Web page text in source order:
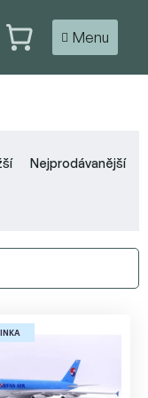
NÁKUPNÍ
Nejprodávanější